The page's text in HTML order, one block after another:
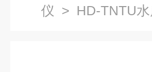
仪 > HD-TNTU